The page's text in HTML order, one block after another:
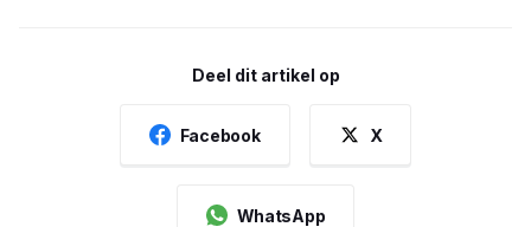
Deel dit artikel op
Facebook X
WhatsApp